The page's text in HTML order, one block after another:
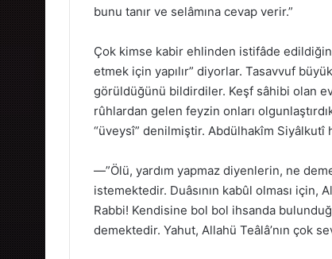
bunu tanır ve selâmına cevap verir.”
Çok kimse kabir ehlinden istifâde
etmek için yapılır” diyorlar. Tasavvuf
görüldüğünü bildirdiler. Keşf sâhibi olan
rûhlardan gelen feyzin onları
“üveysî” denilmiştir. Abdülhakîm
—”Ölü, yardım yapmaz diyenlerin, ne
istemektedir. Duâsının kabûl olması için,
Rabbi! Kendisine bol bol ihsanda
demektedir. Yahut, Allahü Teâlâ’nın çok